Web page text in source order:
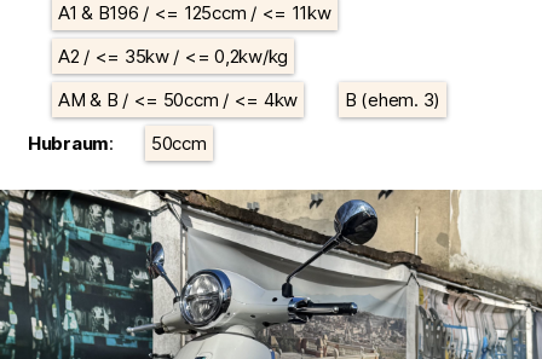
A1 & B196 / <= 125ccm / <= 11kw
A2 / <= 35kw / <= 0,2kw/kg
AM & B / <= 50ccm / <= 4kw
B (ehem. 3)
Hubraum: 50ccm